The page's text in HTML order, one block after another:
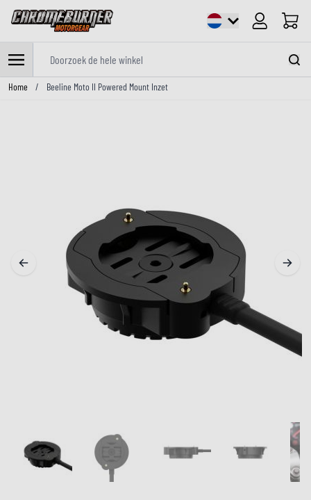
Cart
Ga naar de inhoud
Home / Beeline Moto II Powered Mount Inzet